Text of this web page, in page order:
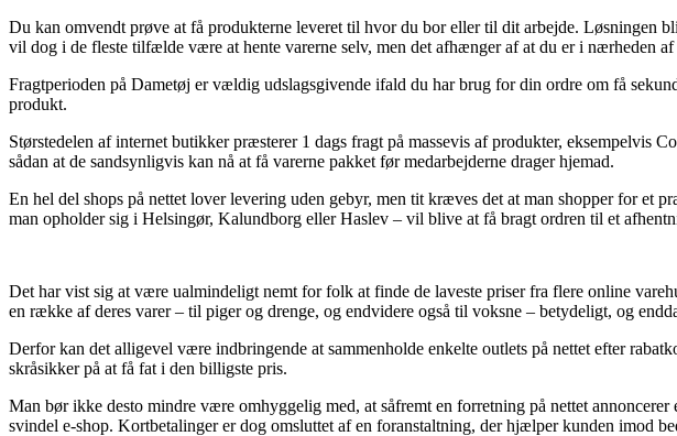
Du kan omvendt prøve at få produkterne leveret til hvor du bor eller til dit arbejde. Løsningen
vil dog i de fleste tilfælde være at hente varerne selv, men det afhænger af at du er i nærheden af
Fragtperioden på Dametøj er vældig udslagsgivende ifald du har brug for din ordre om få
produkt.
Størstedelen af internet butikker præsterer 1 dags fragt på massevis af produkter,
sådan at de sandsynligvis kan nå at få varerne pakket før medarbejderne drager hjemad.
En hel del shops på nettet lover levering uden gebyr, men tit kræves det at man shopper for
man opholder sig i Helsingør, Kalundborg eller Haslev – vil blive at få bragt ordren til et
Det har vist sig at være ualmindeligt nemt for folk at finde de laveste priser fra flere online
en række af deres varer – til piger og drenge, og endvidere også til voksne – betydeligt, og
Derfor kan det alligevel være indbringende at sammenholde enkelte outlets på nettet efter
skråsikker på at få fat i den billigste pris.
Man bør ikke desto mindre være omhyggelig med, at såfremt en forretning på nettet
svindel e-shop. Kortbetalinger er dog omsluttet af en foranstaltning, der hjælper kunden imod